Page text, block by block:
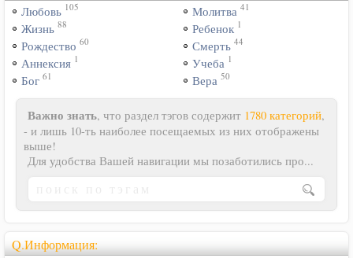
Любовь 105
Жизнь 88
Рождество 60
Аннексия 1
Бог 61
Молитва 41
Ребенок 1
Смерть 44
Учеба 1
Вера 50
Важно знать, что раздел тэгов содержит 1780 категорий,
- и лишь 10-ть наиболее посещаемых из них отображены
выше!
Для удобства Вашей навигации мы позаботились про...
Q.Информация: